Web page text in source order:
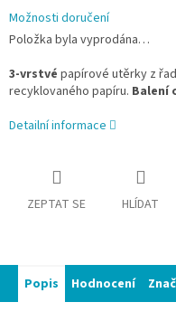
Možnosti doručení
Položka byla vyprodána…
3-vrstvé papírové utěrky z
recyklovaného papíru. Balení
Detailní informace
ZEPTAT SE HLÍDAT
Popis Hodnocení